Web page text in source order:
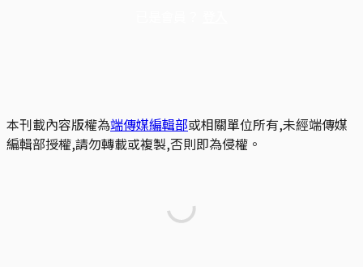
本刊載內容版權為端傳媒編輯部或相關單位所有,未經端傳媒
編輯部授權,請勿轉載或複製,否則即為侵權。